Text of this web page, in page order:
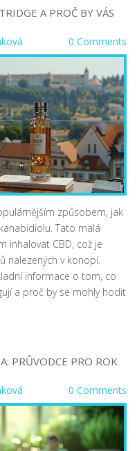
A PROČ BY VÁS
0 Comments
způsobem, jak
Tato malá
inhalovat CBD, což je
nalezených v konopí.
informace o tom, co
a proč by se mohly hodit
PRŮVODCE PRO ROK
0 Comments